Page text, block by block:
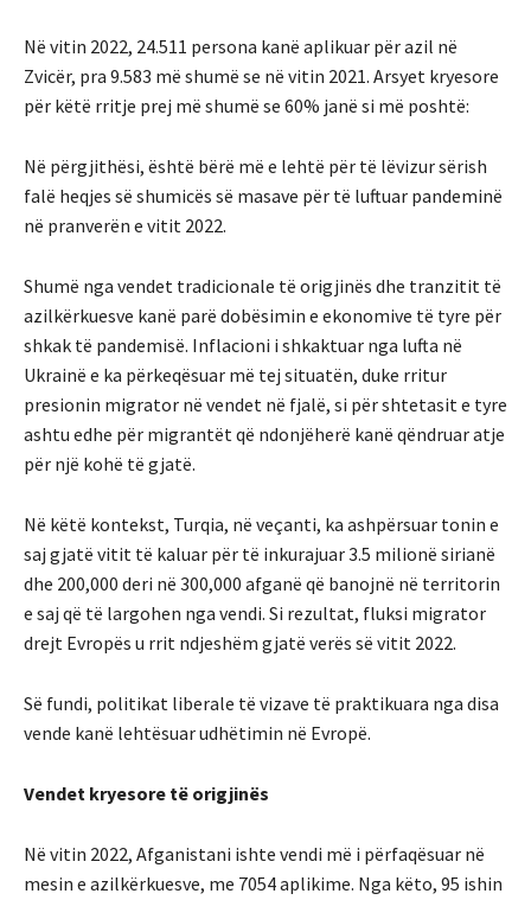
Në vitin 2022, 24.511 persona kanë aplikuar për azil në
Zvicër, pra 9.583 më shumë se në vitin 2021. Arsyet kryesore
për këtë rritje prej më shumë se 60% janë si më poshtë:
Në përgjithësi, është bërë më e lehtë për të lëvizur sërish
falë heqjes së shumicës së masave për të luftuar pandeminë
në pranverën e vitit 2022.
Shumë nga vendet tradicionale të origjinës dhe tranzitit të
azilkërkuesve kanë parë dobësimin e ekonomive të tyre për
shkak të pandemisë. Inflacioni i shkaktuar nga lufta në
Ukrainë e ka përkeqësuar më tej situatën, duke rritur
presionin migrator në vendet në fjalë, si për shtetasit e tyre
ashtu edhe për migrantët që ndonjëherë kanë qëndruar atje
për një kohë të gjatë.
Në këtë kontekst, Turqia, në veçanti, ka ashpërsuar tonin e
saj gjatë vitit të kaluar për të inkurajuar 3.5 milionë sirianë
dhe 200,000 deri në 300,000 afganë që banojnë në territorin
e saj që të largohen nga vendi. Si rezultat, fluksi migrator
drejt Evropës u rrit ndjeshëm gjatë verës së vitit 2022.
Së fundi, politikat liberale të vizave të praktikuara nga disa
vende kanë lehtësuar udhëtimin në Evropë.
Vendet kryesore të origjinës
Në vitin 2022, Afganistani ishte vendi më i përfaqësuar në
mesin e azilkërkuesve, me 7054 aplikime. Nga këto, 95 ishin